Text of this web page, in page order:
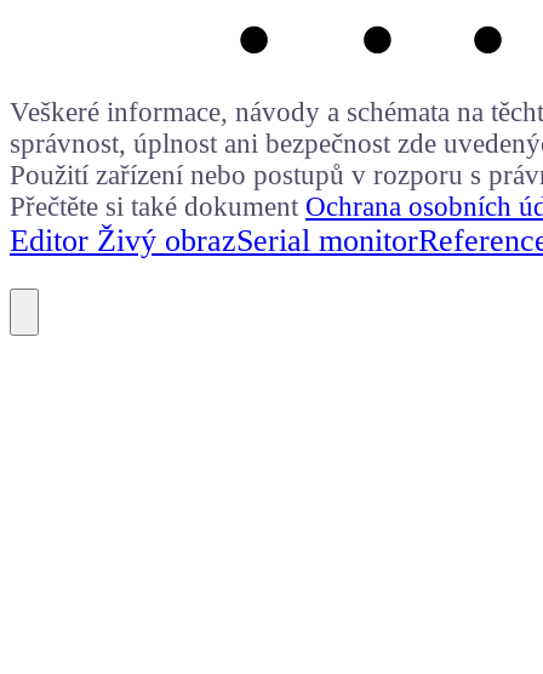
Veškeré informace, návody a schémata na
správnost, úplnost ani bezpečnost zde
Použití zařízení nebo postupů v rozporu s
Přečtěte si také dokument Ochrana osobních
Editor Živý obrazSerial monitor